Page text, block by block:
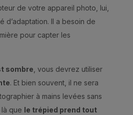
de votre appareil photo, lui,
d’adaptation. Il a besoin de
pour capter les
sombre , vous devrez utiliser
. Et bien souvent, il ne sera
à mains levées sans
là que le trépied prend tout